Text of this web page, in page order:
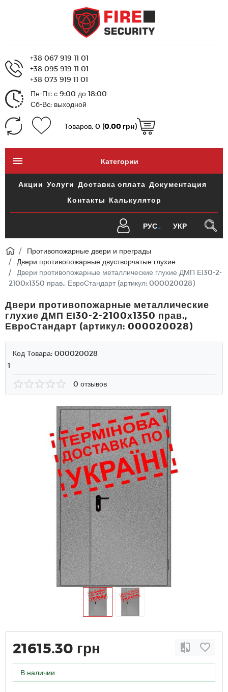
+38 067 919 11 01
+38 095 919 11 01
+38 073 919 11 01
Пн-Пт: с 9:00 до 18:00
Сб-Вс: выходной
Товаров, 0 (0.00 грн)
Категории
Акции Услуги Доставка оплата Документация
Контакты Калькулятор
РУС УКР
Противопожарные двери и преграды
Двери противопожарные двустворчатые глухие
Двери противопожарные металлические глухие ДМП ЕІ30-2-
2100х1350 прав., ЕвроСтандарт (артикул: 000020028)
Двери противопожарные металлические
глухие ДМП ЕІ30-2-2100х1350 прав.,
ЕвроСтандарт (артикул: 000020028)
Код Товара: 000020028
1
0 отзывов
21615.30 грн
В наличии